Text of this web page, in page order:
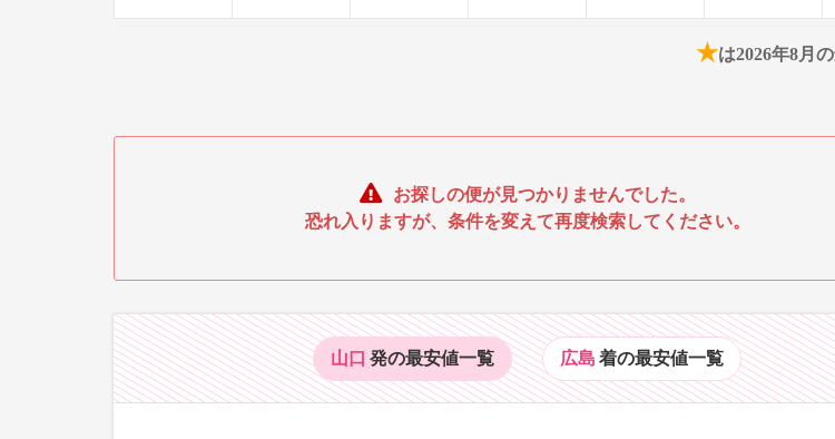
★は2026年8月
お探しの便が見つかりませんでした。
恐れ入りますが、条件を変えて再度検索してください。
山口 発の最安値一覧 広島 着の最安値一覧